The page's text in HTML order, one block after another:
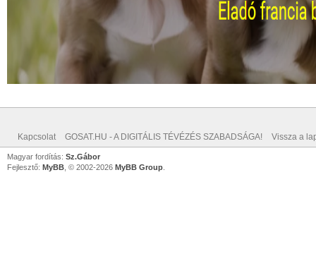
Kapcsolat GOSAT.HU - A DIGITÁLIS TÉVÉZÉS SZABADSÁGA! Vissza a
Magyar fordítás: Sz.Gábor
Fejlesztő: MyBB , © 2002-2026 MyBB Group